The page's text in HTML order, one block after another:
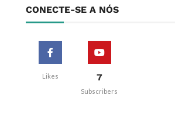
CONECTE-SE A NÓS
Likes 7
Subscribers